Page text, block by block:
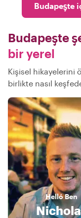
Budapeşte
Budapeşte
bir yerel
Kişisel hikayelerini
birlikte nasıl
HellóBen